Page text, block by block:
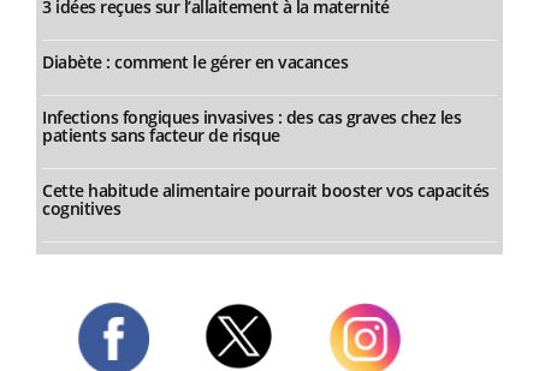
3 idées reçues sur l’allaitement à la maternité
Diabète : comment le gérer en vacances
Infections fongiques invasives : des cas graves chez les
patients sans facteur de risque
Cette habitude alimentaire pourrait booster vos capacités
cognitives